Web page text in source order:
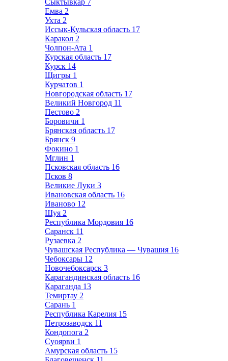
Сыктывкар 7
Емва 2
Ухта 2
Иссык-Кульская область 17
Каракол 2
Чолпон-Ата 1
Курская область 17
Курск 14
Щигры 1
Курчатов 1
Новгородская область 17
Великий Новгород 11
Пестово 2
Боровичи 1
Брянская область 17
Брянск 9
Фокино 1
Мглин 1
Псковская область 16
Псков 8
Великие Луки 3
Ивановская область 16
Иваново 12
Шуя 2
Республика Мордовия 16
Саранск 11
Рузаевка 2
Чувашская Республика — Чувашия 16
Чебоксары 12
Новочебоксарск 3
Карагандинская область 16
Караганда 13
Темиртау 2
Сарань 1
Республика Карелия 15
Петрозаводск 11
Кондопога 2
Суоярви 1
Амурская область 15